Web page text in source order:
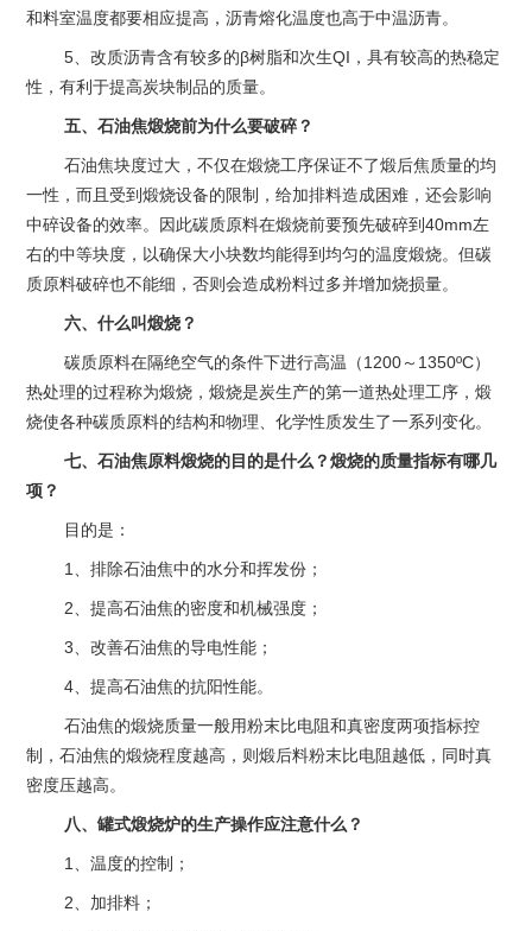
和料室温度都要相应提高，沥青熔化温度也高于中温沥青。
5、改质沥青含有较多的β树脂和次生QI，具有较高的热稳定
性，有利于提高炭块制品的质量。
五、石油焦煅烧前为什么要破碎？
石油焦块度过大，不仅在煅烧工序保证不了煅后焦质量的均
一性，而且受到煅烧设备的限制，给加排料造成困难，还会影响
中碎设备的效率。因此碳质原料在煅烧前要预先破碎到40mm左
右的中等块度，以确保大小块数均能得到均匀的温度煅烧。但碳
质原料破碎也不能细，否则会造成粉料过多并增加烧损量。
六、什么叫煅烧？
碳质原料在隔绝空气的条件下进行高温（1200～1350ºC）
热处理的过程称为煅烧，煅烧是炭生产的第一道热处理工序，煅
烧使各种碳质原料的结构和物理、化学性质发生了一系列变化。
七、石油焦原料煅烧的目的是什么？煅烧的质量指标有哪几
项？
目的是：
1、排除石油焦中的水分和挥发份；
2、提高石油焦的密度和机械强度；
3、改善石油焦的导电性能；
4、提高石油焦的抗阳性能。
石油焦的煅烧质量一般用粉末比电阻和真密度两项指标控
制，石油焦的煅烧程度越高，则煅后料粉末比电阻越低，同时真
密度压越高。
八、罐式煅烧炉的生产操作应注意什么？
1、温度的控制；
2、加排料；